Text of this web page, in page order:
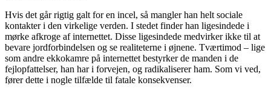
Hvis det går rigtig galt for en incel, så mangler han helt sociale
kontakter i den virkelige verden. I stedet finder han ligesindede i
mørke afkroge af internettet. Disse ligesindede medvirker ikke til at
bevare jordforbindelsen og se realiteterne i øjnene. Tværtimod – lige
som andre ekkokamre på internettet bestyrker de manden i de
fejlopfattelser, han har i forvejen, og radikaliserer ham. Som vi ved,
fører dette i nogle tilfælde til fatale konsekvenser.